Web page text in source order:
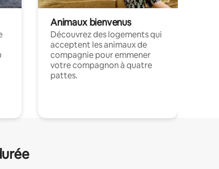
Animaux bienvenus
Découvrez des logements qui
acceptent les animaux de
compagnie pour emmener
votre compagnon à quatre
pattes.